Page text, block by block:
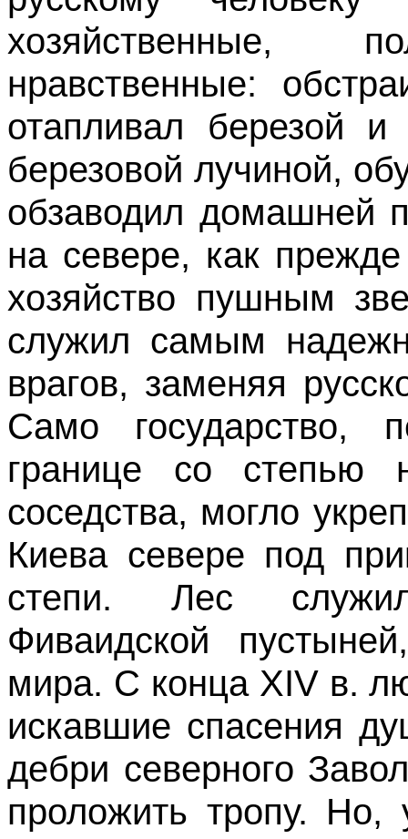
хозяйственные,
нравственные:
отапливал березой
березовой лучиной,
обзаводил домашней
на севере, как
хозяйство пушным
служил самым
врагов, заменяя
Само государство,
границе со степью
соседства, могло
Киева севере под
степи. Лес
Фиваидской
мира. С конца XIV в.
искавшие спасения
дебри северного
проложить тропу.